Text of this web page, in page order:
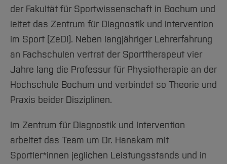
der Fakultät für Sportwissenschaft in Bochum und
leitet das Zentrum für Diagnostik und Intervention
im Sport (ZeDI). Neben langjähriger Lehrerfahrung
an Fachschulen vertrat der Sporttherapeut vier
Jahre lang die Professur für Physiotherapie an der
Hochschule Bochum und verbindet so Theorie und
Praxis beider Disziplinen.
Im Zentrum für Diagnostik und Intervention
arbeitet das Team um Dr. Hanakam mit
Sportler*innen jeglichen Leistungsstands und in